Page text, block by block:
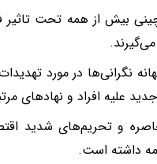
چینی بیش از همه تحت
نگرانی‌ها در مورد
علیه افراد و نهادهای
و تحریم‌های شدید